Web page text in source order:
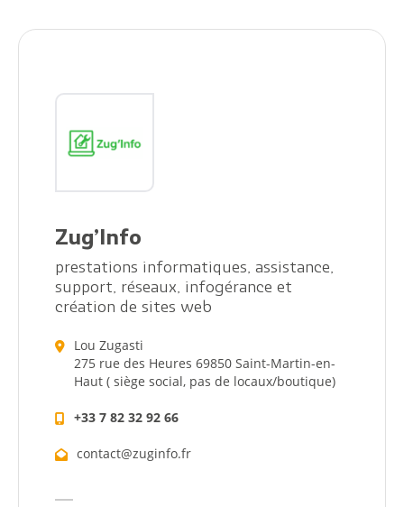
Zug’Info
prestations informatiques, assistance,
support, réseaux, infogérance et
création de sites web
Lou Zugasti
275 rue des Heures 69850 Saint-Martin-en-
Haut ( siège social, pas de locaux/boutique)
+33 7 82 32 92 66
contact@zuginfo.fr